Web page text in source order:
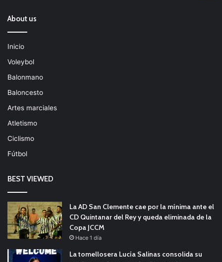
About us
Inicio
Voleybol
Balonmano
Baloncesto
Artes marciales
Atletismo
Ciclismo
Fútbol
BEST VIEWED
La AD San Clemente cae por la mínima ante el
CD Quintanar del Rey y queda eliminada de la
Copa JCCM
Hace 1 día
La tomellosera Lucía Salinas consolida su